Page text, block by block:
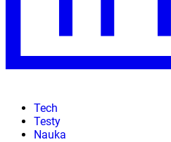
Tech
Testy
Nauka